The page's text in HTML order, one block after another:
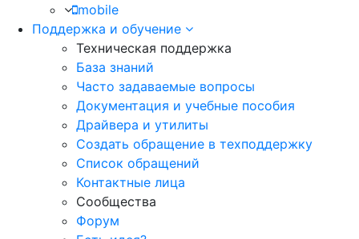
mobile
Поддержка и обучение
Техническая поддержка
База знаний
Часто задаваемые вопросы
Документация и учебные пособия
Драйвера и утилиты
Создать обращение в техподдержку
Список обращений
Контактные лица
Сообщества
Форум